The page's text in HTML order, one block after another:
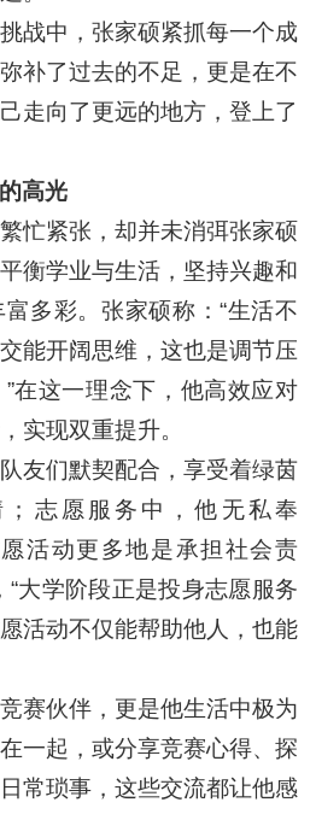
战中，张家硕紧抓每一个成
补了过去的不足，更是在不
走向了更远的地方，登上了
高光
忙紧张，却并未消弭张家硕
衡学业与生活，坚持兴趣和
多彩。张家硕称：“生活不
能开阔思维，这也是调节压
在这一理念下，他高效应对
实现双重提升。
友们默契配合，享受着绿茵
志愿服务中，他无私奉
活动更多地是承担社会责
“大学阶段正是投身志愿服务
活动不仅能帮助他人，也能
赛伙伴，更是他生活中极为
一起，或分享竞赛心得、探
常琐事，这些交流都让他感